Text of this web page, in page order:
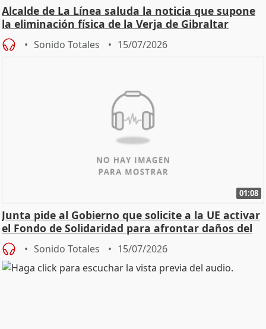
Alcalde de La Línea saluda la noticia que supone
la eliminación física de la Verja de Gibraltar
Sonido Totales 15/07/2026
01:08
Junta pide al Gobierno que solicite a la UE activar
el Fondo de Solidaridad para afrontar daños del
Sonido Totales 15/07/2026